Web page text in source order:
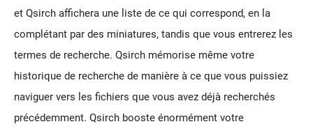
et Qsirch affichera une liste de ce qui correspond, en la
complétant par des miniatures, tandis que vous entrerez les
termes de recherche. Qsirch mémorise même votre
historique de recherche de manière à ce que vous puissiez
naviguer vers les fichiers que vous avez déjà recherchés
précédemment. Qsirch booste énormément votre